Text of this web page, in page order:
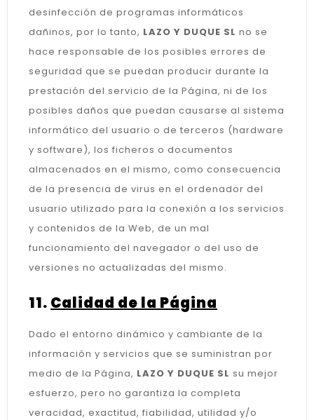
desinfección de programas informáticos
dañinos, por lo tanto, LAZO Y DUQUE SL no se
hace responsable de los posibles errores de
seguridad que se puedan producir durante la
prestación del servicio de la Página, ni de los
posibles daños que puedan causarse al sistema
informático del usuario o de terceros (hardware
y software), los ficheros o documentos
almacenados en el mismo, como consecuencia
de la presencia de virus en el ordenador del
usuario utilizado para la conexión a los servicios
y contenidos de la Web, de un mal
funcionamiento del navegador o del uso de
versiones no actualizadas del mismo.
11. Calidad de la Página
Dado el entorno dinámico y cambiante de la
información y servicios que se suministran por
medio de la Página, LAZO Y DUQUE SL su mejor
esfuerzo, pero no garantiza la completa
veracidad, exactitud, fiabilidad, utilidad y/o